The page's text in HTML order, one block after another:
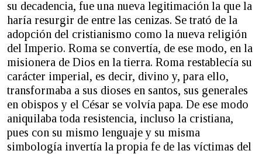
su decadencia, fue una nueva legitimación la que la
haría resurgir de entre las cenizas. Se trató de la
adopción del cristianismo como la nueva religión
del Imperio. Roma se convertía, de ese modo, en la
misionera de Dios en la tierra. Roma restablecía su
carácter imperial, es decir, divino y, para ello,
transformaba a sus dioses en santos, sus generales
en obispos y el César se volvía papa. De ese modo
aniquilaba toda resistencia, incluso la cristiana,
pues con su mismo lenguaje y su misma
simbología invertía la propia fe de las víctimas del